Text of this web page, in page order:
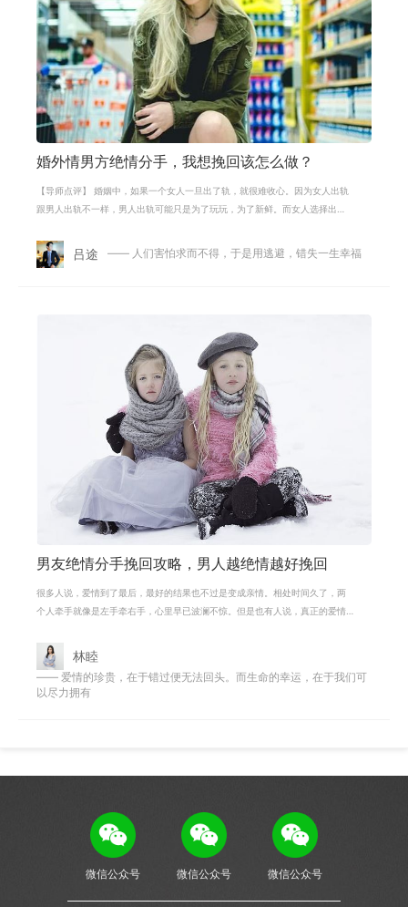
婚外情男方绝情分手，我想挽回该怎么做？
【导师点评】 婚姻中，如果一个女人一旦出了轨，就很难收心。因为女人出轨
跟男人出轨不一样，男人出轨可能只是为了玩玩，为了新鲜。而女人选择出
吕途 —— 人们害怕求而不得，于是用逃避，错失一生幸福
男友绝情分手挽回攻略，男人越绝情越好挽回
很多人说，爱情到了最后，最好的结果也不过是变成亲情。相处时间久了，两
个人牵手就像是左手牵右手，心里早已波澜不惊。但是也有人说，真正的爱情
林睦
—— 爱情的珍贵，在于错过便无法回头。而生命的幸运，在于我们可
以尽力拥有
微信公众号 微信公众号 微信公众号